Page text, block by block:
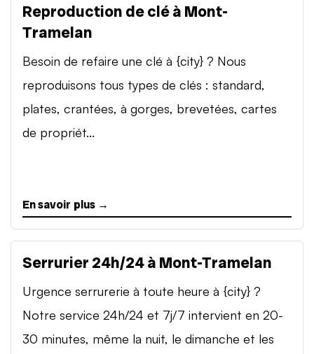
Reproduction de clé à Mont-
Tramelan
Besoin de refaire une clé à {city} ? Nous
reproduisons tous types de clés : standard,
plates, crantées, à gorges, brevetées, cartes
de propriét...
En savoir plus →
Serrurier 24h/24 à Mont-Tramelan
Urgence serrurerie à toute heure à {city} ?
Notre service 24h/24 et 7j/7 intervient en 20-
30 minutes, même la nuit, le dimanche et les